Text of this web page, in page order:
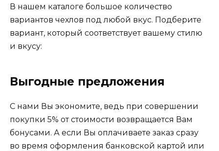
В нашем каталоге большое количество
вариантов чехлов под любой вкус. Подберите
вариант, который соответствует вашему стилю
и вкусу:
Выгодные предложения
С нами Вы экономите, ведь при совершении
покупки 5% от стоимости возвращается Вам
бонусами. А если Вы оплачиваете заказ сразу
во время оформления банковской картой или